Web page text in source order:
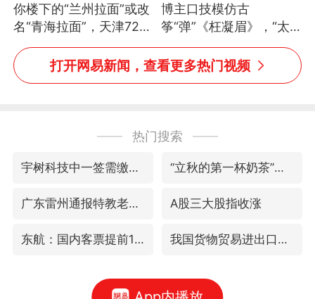
你楼下的“兰州拉面”或改
名“青海拉面”，天津72家
面馆已集体更换招牌
博主口技模仿古
筝“弹”《枉凝眉》，“太
像了～你是吃古筝长大的
吗？”“或将成为首位考级
不带古筝的选手。”（来
打开网易新闻，查看更多热门视频
热门搜索
宇树科技中一签需缴款7.54万元 “立秋的第一杯奶茶”又爆单了
广东雷州通报特教老师招聘违规事件 A股三大股指收涨
东航：国内客票提前14天免费退改 我国货物贸易进出口超30万亿元